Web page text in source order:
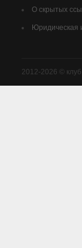
О скрытых
Юридическая
2012-2026 ©